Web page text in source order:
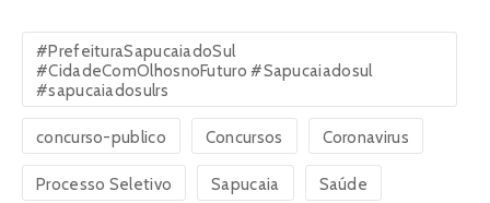
#PrefeituraSapucaiadoSul
#CidadeComOlhosnoFuturo #Sapucaiadosul
#sapucaiadosulrs
concurso-publico Concursos Coronavirus
Processo Seletivo Sapucaia Saúde